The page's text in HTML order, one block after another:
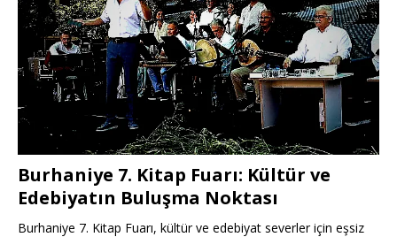
Burhaniye 7. Kitap Fuarı: Kültür ve
Edebiyatın Buluşma Noktası
Burhaniye 7. Kitap Fuarı, kültür ve edebiyat severler için eşsiz